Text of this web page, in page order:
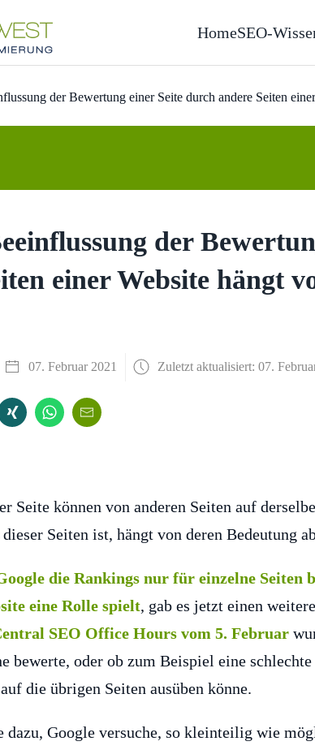
HomeSEO-
der Bewertung einer Seite durch andere Seiten
der
einer Website hängt
07. Februar 2021 Zuletzt aktualisiert: 07.
Seite können von anderen Seiten auf
Seiten ist, hängt von deren Bedeutung
die Rankings nur für einzelne Seiten
eine Rolle spielt, gab es jetzt einen
SEO Office Hours vom 5. Februar
bewerte, oder ob zum Beispiel eine
die übrigen Seiten ausüben könne.
dazu, Google versuche, so kleinteilig wie